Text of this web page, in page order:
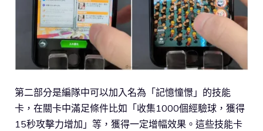
第二部分是編隊中可以加入名為「記憶憧憬」的技能
卡，在關卡中滿足條件比如「收集1000個經驗球，獲得
15秒攻擊力增加」等，獲得一定增幅效果。這些技能卡